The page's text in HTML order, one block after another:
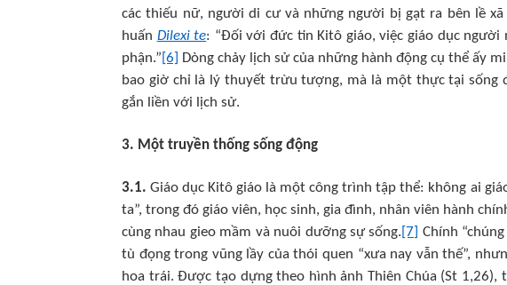
các thiếu nữ, người di cư và những người bị gạt ra bên lề
huấn Dilexi te: “Đối với đức tin Kitô giáo, việc giáo dục
phận.” [6] Dòng chảy lịch sử của những hành động cụ thể ấy
bao giờ chỉ là lý thuyết trừu tượng, mà là một thực tại sống
gắn liền với lịch sử.
3. Một truyền thống sống động
3.1. Giáo dục Kitô giáo là một công trình tập thể: không ai
ta”, trong đó giáo viên, học sinh, gia đình, nhân viên hành
cùng nhau gieo mầm và nuôi dưỡng sự sống. [7] Chính
tù đọng trong vũng lầy của thói quen “xưa nay vẫn thế”,
hoa trái. Được tạo dựng theo hình ảnh Thiên Chúa (St